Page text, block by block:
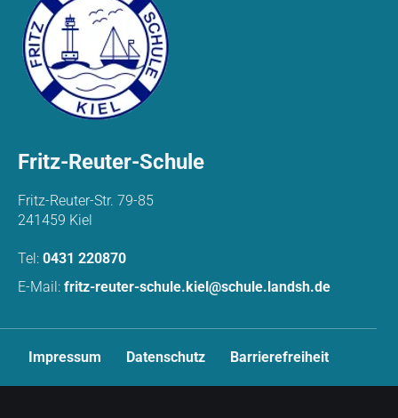
Fritz-Reuter-Schule
Fritz-Reuter-Str. 79-85
241459 Kiel
Tel: 0431 220870
E-Mail: fritz-reuter-schule.kiel@schule.landsh.de
v
Impressum Datenschutz Barrierefreiheit